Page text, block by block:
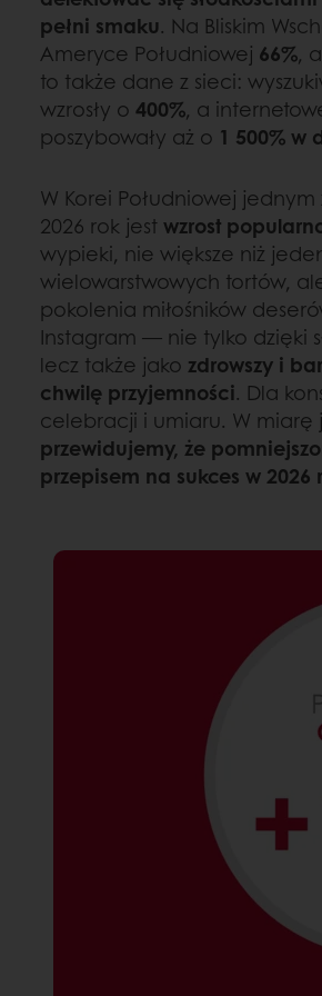
pełni smaku. Na Bliskim
Ameryce Południowej 66%,
to także dane z sieci:
wzrosły o 400%, a
poszybowały aż o 1 500% w
W Korei Południowej
2026 rok jestwzrost
wypieki, nie większe niż
wielowarstwowych tortów,
pokolenia miłośników
Instagram — nie tylko dzięki
lecz także jako zdrowszy i
chwilę przyjemności. Dla
celebracji i umiaru. W miarę
przewidujemy, że
przepisem na sukces w 2026